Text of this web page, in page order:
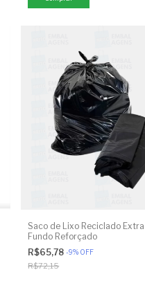
Saco de Lixo Reciclado
Fundo Reforçado
R$65,78-9% OFF
R$72,15